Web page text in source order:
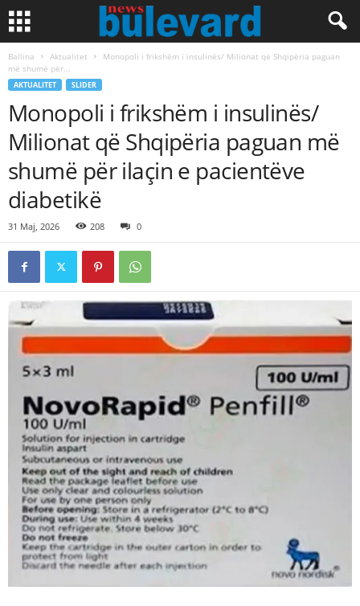
Ballina Aktualitet
Monopoli i frikshëm i insulinës/ Milionat që Shqipëria paguan
më shumë për...
AKTUALITET SLIDER
Monopoli i frikshëm i insulinës/
Milionat që Shqipëria paguan më
shumë për ilaçin e pacientëve
diabetikë
31 Maj, 2026 208 0